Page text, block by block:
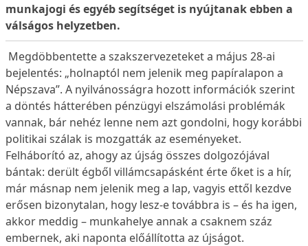
munkajogi és egyéb segítséget is nyújtanak ebben a
válságos helyzetben.
Megdöbbentette a szakszervezeteket a május 28-ai
bejelentés: „holnaptól nem jelenik meg papíralapon a
Népszava”. A nyilvánosságra hozott információk szerint
a döntés hátterében pénzügyi elszámolási problémák
vannak, bár nehéz lenne nem azt gondolni, hogy korábbi
politikai szálak is mozgatták az eseményeket.
Felháborító az, ahogy az újság összes dolgozójával
bántak: derült égből villámcsapásként érte őket is a hír,
már másnap nem jelenik meg a lap, vagyis ettől kezdve
erősen bizonytalan, hogy lesz-e továbbra is – és ha igen,
akkor meddig – munkahelye annak a csaknem száz
embernek, aki naponta előállította az újságot.